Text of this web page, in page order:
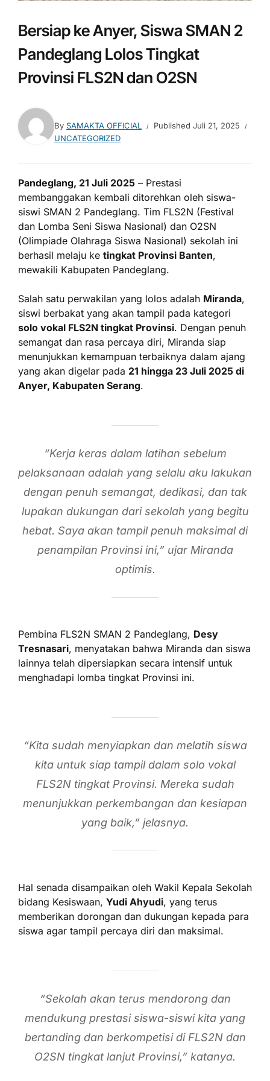
Bersiap ke Anyer, Siswa SMAN 2
Pandeglang Lolos Tingkat
Provinsi FLS2N dan O2SN
By SAMAKTA OFFICIAL Published Juli 21, 2025
UNCATEGORIZED
Pandeglang, 21 Juli 2025 – Prestasi
membanggakan kembali ditorehkan oleh siswa-
siswi SMAN 2 Pandeglang. Tim FLS2N (Festival
dan Lomba Seni Siswa Nasional) dan O2SN
(Olimpiade Olahraga Siswa Nasional) sekolah ini
berhasil melaju ke tingkat Provinsi Banten,
mewakili Kabupaten Pandeglang.
Salah satu perwakilan yang lolos adalah Miranda,
siswi berbakat yang akan tampil pada kategori
solo vokal FLS2N tingkat Provinsi. Dengan penuh
semangat dan rasa percaya diri, Miranda siap
menunjukkan kemampuan terbaiknya dalam ajang
yang akan digelar pada 21 hingga 23 Juli 2025 di
Anyer, Kabupaten Serang.
“Kerja keras dalam latihan sebelum
pelaksanaan adalah yang selalu aku lakukan
dengan penuh semangat, dedikasi, dan tak
lupakan dukungan dari sekolah yang begitu
hebat. Saya akan tampil penuh maksimal di
penampilan Provinsi ini,” ujar Miranda
optimis.
Pembina FLS2N SMAN 2 Pandeglang, Desy
Tresnasari, menyatakan bahwa Miranda dan siswa
lainnya telah dipersiapkan secara intensif untuk
menghadapi lomba tingkat Provinsi ini.
“Kita sudah menyiapkan dan melatih siswa
kita untuk siap tampil dalam solo vokal
FLS2N tingkat Provinsi. Mereka sudah
menunjukkan perkembangan dan kesiapan
yang baik,” jelasnya.
Hal senada disampaikan oleh Wakil Kepala Sekolah
bidang Kesiswaan, Yudi Ahyudi, yang terus
memberikan dorongan dan dukungan kepada para
siswa agar tampil percaya diri dan maksimal.
“Sekolah akan terus mendorong dan
mendukung prestasi siswa-siswi kita yang
bertanding dan berkompetisi di FLS2N dan
O2SN tingkat lanjut Provinsi,” katanya.